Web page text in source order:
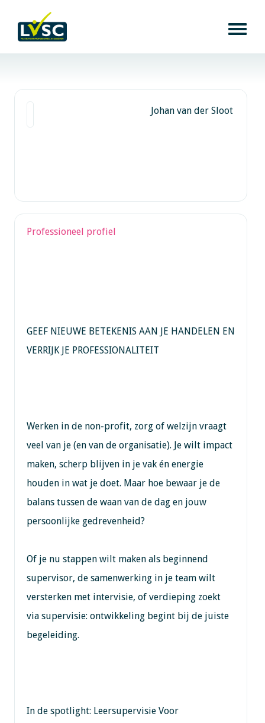
Johan van der Sloot
Professioneel profiel
GEEF NIEUWE BETEKENIS AAN JE HANDELEN EN
VERRIJK JE PROFESSIONALITEIT
Werken in de non-profit, zorg of welzijn vraagt
veel van je (en van de organisatie). Je wilt impact
maken, scherp blijven in je vak én energie
houden in wat je doet. Maar hoe bewaar je de
balans tussen de waan van de dag en jouw
persoonlijke gedrevenheid?
Of je nu stappen wilt maken als beginnend
supervisor, de samenwerking in je team wilt
versterken met intervisie, of verdieping zoekt
via supervisie: ontwikkeling begint bij de juiste
begeleiding.
In de spotlight: Leersupervisie Voor